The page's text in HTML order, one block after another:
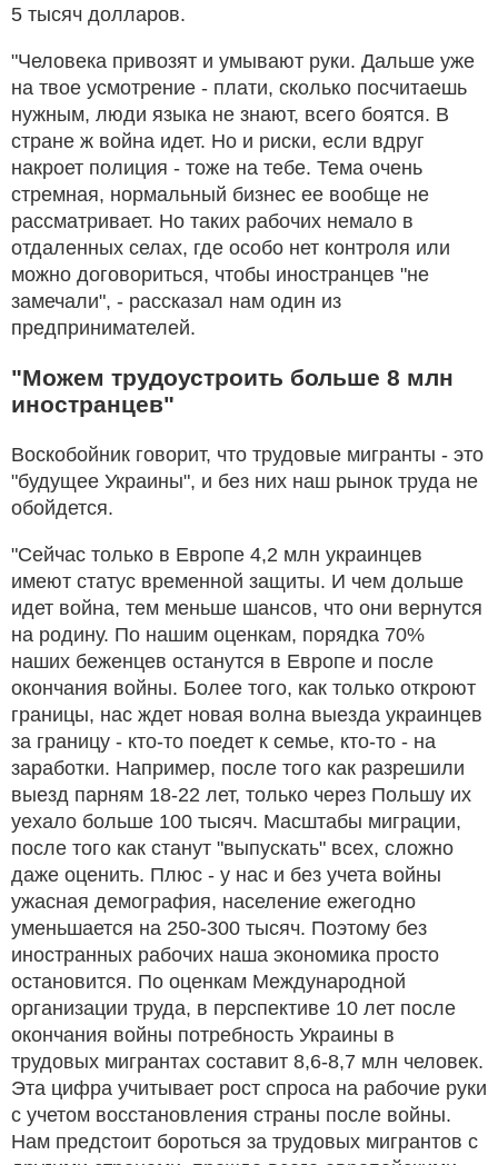
5 тысяч долларов.
"Человека привозят и умывают руки. Дальше уже
на твое усмотрение - плати, сколько посчитаешь
нужным, люди языка не знают, всего боятся. В
стране ж война идет. Но и риски, если вдруг
накроет полиция - тоже на тебе. Тема очень
стремная, нормальный бизнес ее вообще не
рассматривает. Но таких рабочих немало в
отдаленных селах, где особо нет контроля или
можно договориться, чтобы иностранцев "не
замечали", - рассказал нам один из
предпринимателей.
"Можем трудоустроить больше 8 млн
иностранцев"
Воскобойник говорит, что трудовые мигранты - это
"будущее Украины", и без них наш рынок труда не
обойдется.
"Сейчас только в Европе 4,2 млн украинцев
имеют статус временной защиты. И чем дольше
идет война, тем меньше шансов, что они вернутся
на родину. По нашим оценкам, порядка 70%
наших беженцев останутся в Европе и после
окончания войны. Более того, как только откроют
границы, нас ждет новая волна выезда украинцев
за границу - кто-то поедет к семье, кто-то - на
заработки. Например, после того как разрешили
выезд парням 18-22 лет, только через Польшу их
уехало больше 100 тысяч. Масштабы миграции,
после того как станут "выпускать" всех, сложно
даже оценить. Плюс - у нас и без учета войны
ужасная демография, население ежегодно
уменьшается на 250-300 тысяч. Поэтому без
иностранных рабочих наша экономика просто
остановится. По оценкам Международной
организации труда, в перспективе 10 лет после
окончания войны потребность Украины в
трудовых мигрантах составит 8,6-8,7 млн человек.
Эта цифра учитывает рост спроса на рабочие руки
с учетом восстановления страны после войны.
Нам предстоит бороться за трудовых мигрантов с